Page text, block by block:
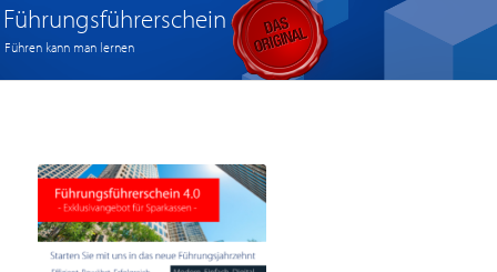
Führen kann man lernen
Führungsführerschein